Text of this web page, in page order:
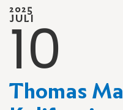
Thomas
2025
JULI
10